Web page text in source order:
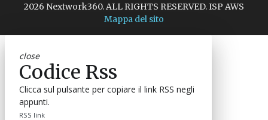
2026 Nextwork360. ALL RIGHTS RESERVED. ISP AWS
Mappa del sito
close
Codice Rss
Clicca sul pulsante per copiare il link RSS negli
appunti.
RSS link